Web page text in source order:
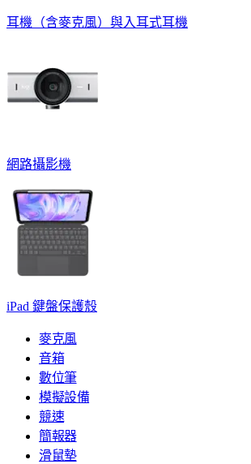
耳機（含麥克風）與入耳式耳機
網路攝影機
iPad 鍵盤保護殼
麥克風
音箱
數位筆
模擬設備
競速
簡報器
滑鼠墊